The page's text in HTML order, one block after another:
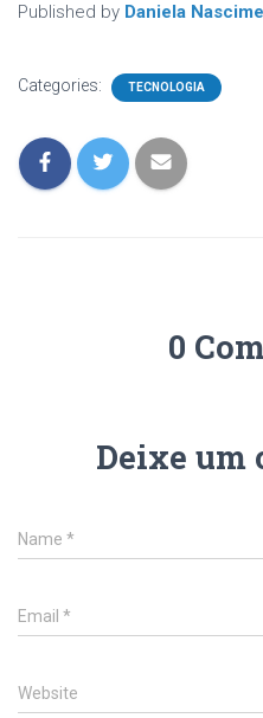
Published by Daniela
Categories: TECNOLOGIA
0
Deixe um
Name *
Email *
Website